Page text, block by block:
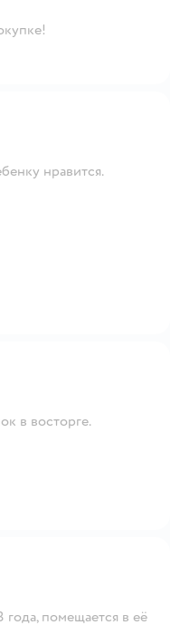
нравится.
в восторге.
помещается в её